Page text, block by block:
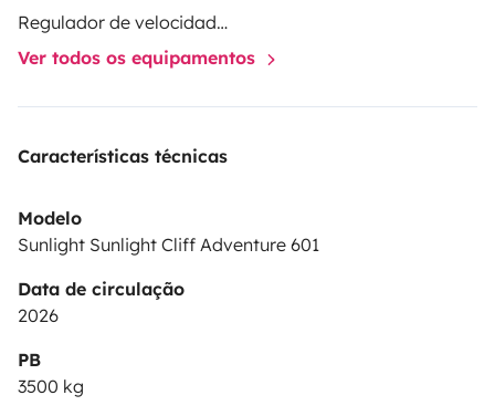
• BBQ
• Outdoor kitchen on request
• Kitchenware & utensils
• Awning
• Bikes (if available) 🚲
• Games (Molky, ball, etc.)
Regulador de velocidade / Cruise Control
Ver todos os equipamentos
Características técnicas
Modelo
Sunlight Sunlight Cliff Adventure 601
Data de circulação
2026
PB
3500 kg